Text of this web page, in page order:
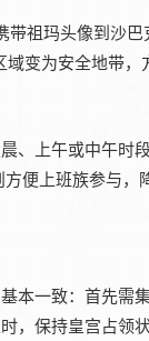
祖玛头像到沙
变为安全地带
、上午或中午时
方便上班族参与
本一致：首先需
，保持皇宫占领